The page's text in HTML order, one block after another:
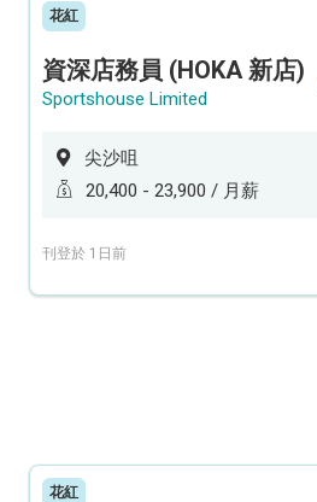
花紅
資深店務員 (HOKA 新店)
Sportshouse Limited
尖沙咀
20,400 - 23,900 / 月薪
刊登於 1日前
花紅